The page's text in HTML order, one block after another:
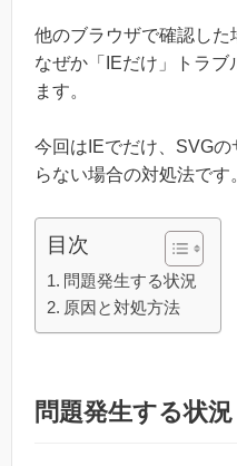
他のブラウザで確認した
なぜか「IEだけ」トラブ
ます。
今回はIEでだけ、SVG
らない場合の対処法です
目次
問題発生する状況
原因と対処方法
問題発生する状況